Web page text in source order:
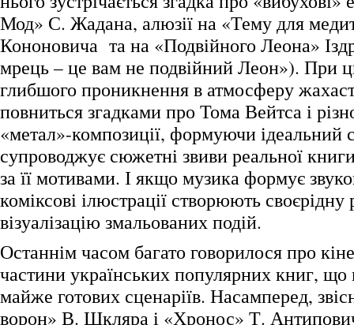
Мод» С. Жадана, алюзії на «Тему для
Кононовича та на «Подвійного Леона»
мрець – це вам не подвійний Леон»). При
глибшого проникнення в атмосферу
повниться згадками про Тома Вейтса і
«метал»-композиції, формуючи ідеальний
супроводжує сюжетні звиви реальної
за її мотивами. І якщо музика формує
коміксові ілюстрації створюють своєрідну
візуалізацію змальованих подій.
Останнім часом багато говорилося про
частини українських популярних книг,
майже готових сценаріїв. Насамперед,
ворон» В. Шкляра і «Хронос» Т.